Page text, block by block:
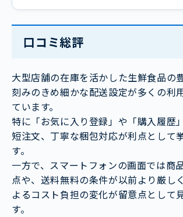
口コミ総評
大型店舗の在庫を活かした生鮮食品の
刻みのきめ細かな配送設定が多くの利
ています。
特に「お気に入り登録」や「購入履歴
短注文、丁寧な梱包対応が利点として
す。
一方で、スマートフォンの画面では商
点や、送料無料の条件が以前より厳し
よるコスト負担の変化が留意点として
す。